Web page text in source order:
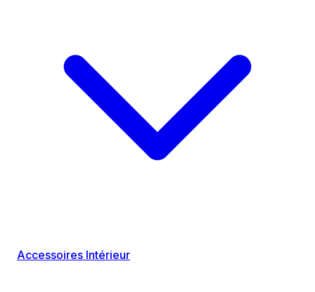
Accessoires Intérieur